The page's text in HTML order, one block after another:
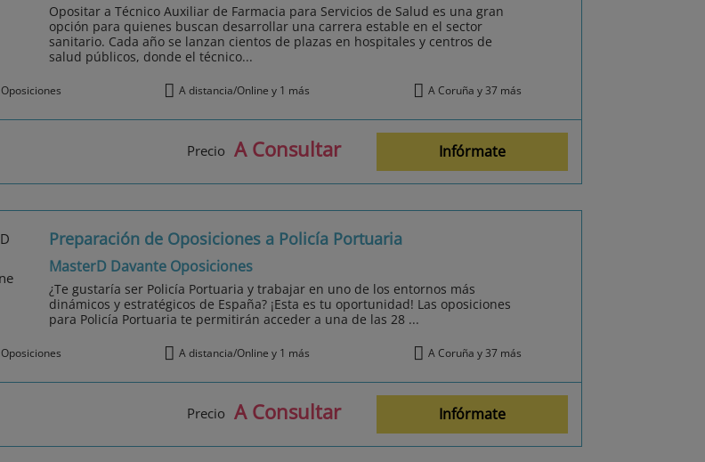
Opositar a Técnico Auxiliar de Farmacia para Servicios de Salud es una gran
opción para quienes buscan desarrollar una carrera estable en el sector
sanitario. Cada año se lanzan cientos de plazas en hospitales y centros de
salud públicos, donde el técnico...
Oposiciones A distancia/Online y 1 más A Coruña y 37 más
Precio A Consultar Infórmate
Preparación de Oposiciones a Policía Portuaria
MasterD Davante Oposiciones
¿Te gustaría ser Policía Portuaria y trabajar en uno de los entornos más
dinámicos y estratégicos de España? ¡Esta es tu oportunidad! Las oposiciones
para Policía Portuaria te permitirán acceder a una de las 28 ...
Oposiciones A distancia/Online y 1 más A Coruña y 37 más
Precio A Consultar Infórmate